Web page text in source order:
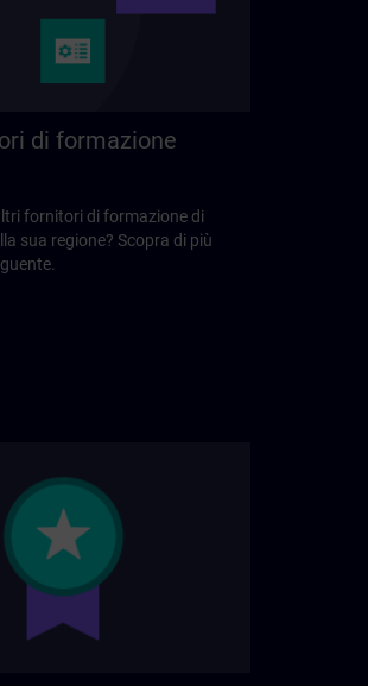
di formazione
fornitori di formazione di
sua regione? Scopra di più